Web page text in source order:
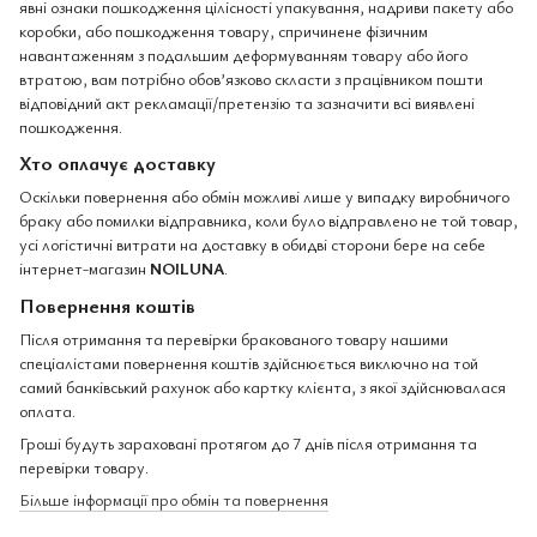
явні ознаки пошкодження цілісності упакування, надриви пакету або
коробки, або пошкодження товару, спричинене фізичним
навантаженням з подальшим деформуванням товару або його
втратою, вам потрібно обов’язково скласти з працівником пошти
відповідний акт рекламації/претензію та зазначити всі виявлені
пошкодження.
Хто оплачує доставку
Оскільки повернення або обмін можливі лише у випадку виробничого
браку або помилки відправника, коли було відправлено не той товар,
усі логістичні витрати на доставку в обидві сторони бере на себе
інтернет-магазин NOILUNA.
Повернення коштів
Після отримання та перевірки бракованого товару нашими
спеціалістами повернення коштів здійснюється виключно на той
самий банківський рахунок або картку клієнта, з якої здійснювалася
оплата.
Гроші будуть зараховані протягом до 7 днів після отримання та
перевірки товару.
Більше інформації про обмін та повернення